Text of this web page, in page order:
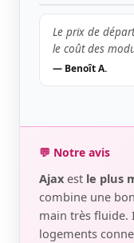
Le prix de
le coût des
— Benoît A.
💬 Notre avis
Ajax est le plus
combine une
main très fluide.
logements